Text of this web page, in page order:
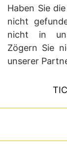
Haben Sie
nicht
nicht in
Zögern Sie
unserer